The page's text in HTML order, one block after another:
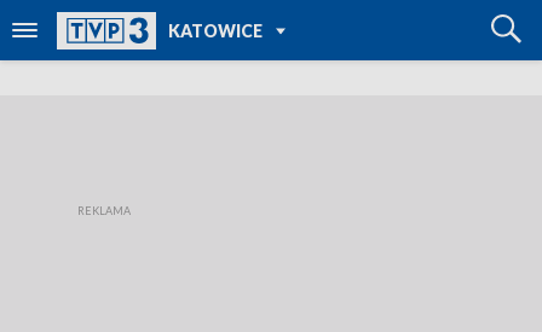
KATOWICE
TVP REGIONY